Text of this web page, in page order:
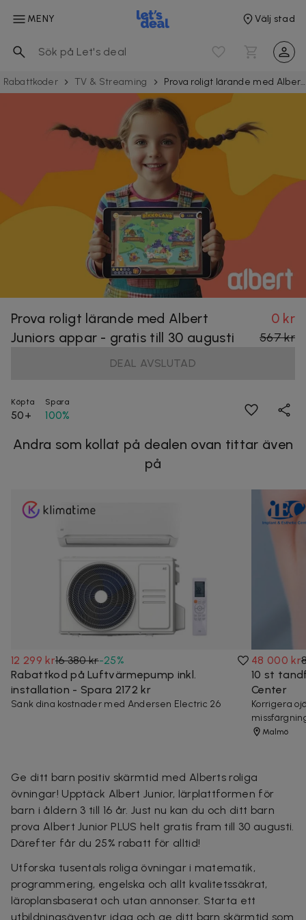
MENY Välj stad
Rabattkoder TV & Streaming Prova roligt lärande med Albert Juniors appar - gratis till 30 augusti
Prova roligt lärande med Albert
Juniors appar - gratis till 30 augusti
0 kr
567 kr
DEAL AVSLUTAD
Köpta
50+
Spara
100%
Andra som kollat på dealen ovan tittar även
på
12 299 kr16 380 kr-25%
Rabattkod på Luftvärmepump inkl.
installation - Spara 2172 kr
Sänk dina kostnader med Andersen Electric 26
48 000 kr
10 st
Center
Korrigera
Malmö
Ge ditt barn positiv skärmtid med Alberts roliga
övningar! Upptäck Albert Junior, lärplattformen för
barn i åldern 3 till 16 år. Just nu kan du och ditt barn
prova Albert Junior PLUS helt gratis fram till 30 augusti.
Därefter får du 25% rabatt för alltid!
Utforska tusentals roliga övningar i matematik,
programmering, engelska och allt kvalitetssäkrat,
läroplansbaserat och utan annonser. Starta ett
utbildningsäventyr idag och ge ditt barn skärmtid som